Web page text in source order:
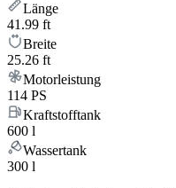
Länge
41.99 ft
Breite
25.26 ft
Motorleistung
114 PS
Kraftstofftank
600 l
Wassertank
300 l